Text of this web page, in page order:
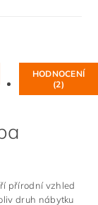
HODNOCENÍ
(2)
přírodní vzhled
druh nábytku